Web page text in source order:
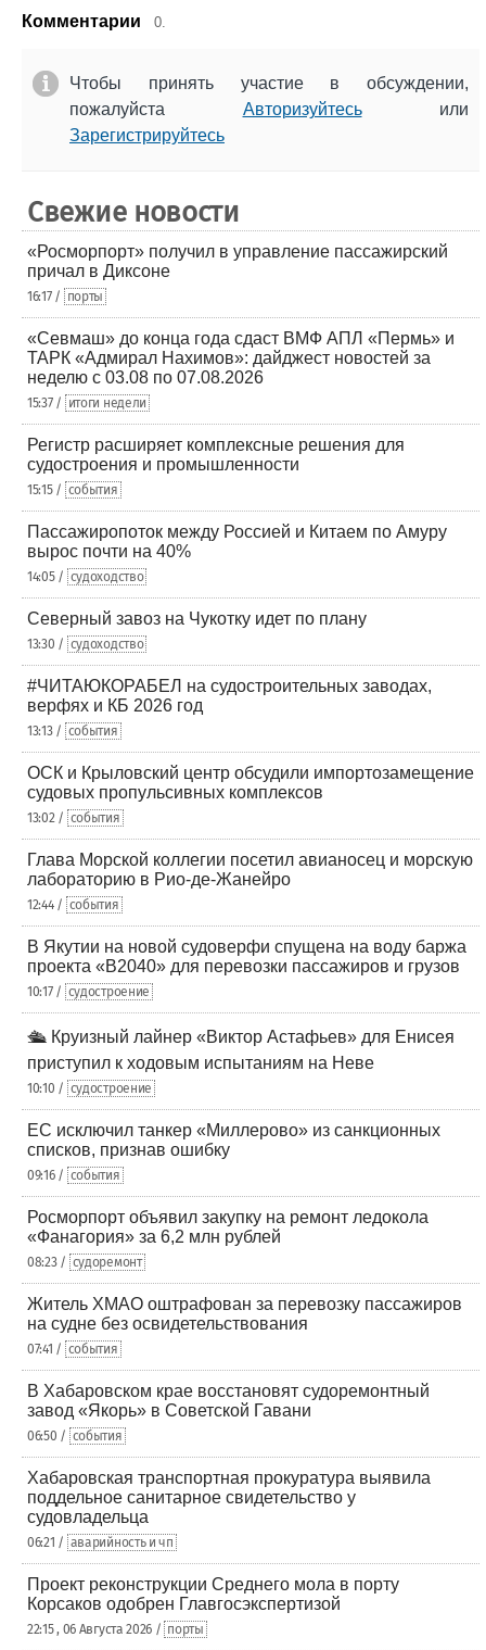
Комментарии 0.
Чтобы принять участие в обсуждении,
пожалуйста Авторизуйтесьили
Зарегистрируйтесь
Свежие новости
«Росморпорт» получил в управление пассажирский
причал в Диксоне
16:17 / порты
«Севмаш» до конца года сдаст ВМФ АПЛ «Пермь» и
ТАРК «Адмирал Нахимов»: дайджест новостей за
неделю с 03.08 по 07.08.2026
15:37 / итоги недели
Регистр расширяет комплексные решения для
судостроения и промышленности
15:15 / события
Пассажиропоток между Россией и Китаем по Амуру
вырос почти на 40%
14:05 / судоходство
Северный завоз на Чукотку идет по плану
13:30 / судоходство
#ЧИТАЮКОРАБЕЛ на судостроительных заводах,
верфях и КБ 2026 год
13:13 / события
ОСК и Крыловский центр обсудили импортозамещение
судовых пропульсивных комплексов
13:02 / события
Глава Морской коллегии посетил авианосец и морскую
лабораторию в Рио-де-Жанейро
12:44 / события
В Якутии на новой судоверфи спущена на воду баржа
проекта «В2040» для перевозки пассажиров и грузов
10:17 / судостроение
🛳️ Круизный лайнер «Виктор Астафьев» для Енисея
приступил к ходовым испытаниям на Неве
10:10 / судостроение
ЕС исключил танкер «Миллерово» из санкционных
списков, признав ошибку
09:16 / события
Росморпорт объявил закупку на ремонт ледокола
«Фанагория» за 6,2 млн рублей
08:23 / судоремонт
Житель ХМАО оштрафован за перевозку пассажиров
на судне без освидетельствования
07:41 / события
В Хабаровском крае восстановят судоремонтный
завод «Якорь» в Советской Гавани
06:50 / события
Хабаровская транспортная прокуратура выявила
поддельное санитарное свидетельство у
судовладельца
06:21 / аварийность и чп
Проект реконструкции Среднего мола в порту
Корсаков одобрен Главгосэкспертизой
22:15 , 06 Августа 2026 / порты